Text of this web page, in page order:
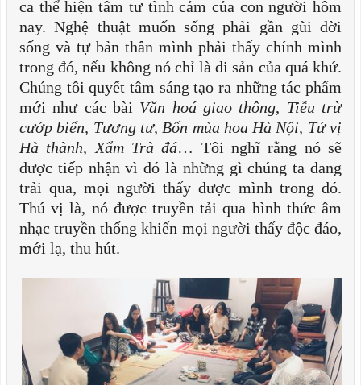
ca thể hiện tâm tư tình cảm của con người hôm
nay. Nghệ thuật muốn sống phải gần gũi đời
sống và tự bản thân mình phải thấy chính mình
trong đó, nếu không nó chỉ là di sản của quá khứ.
Chúng tôi quyết tâm sáng tạo ra những tác phẩm
mới như các bài Văn hoá giao thông, Tiễu trừ
cướp biển, Tương tư, Bốn mùa hoa Hà Nội, Tứ vị
Hà thành, Xẩm Trà đá… Tôi nghĩ rằng nó sẽ
được tiếp nhận vì đó là những gì chúng ta đang
trải qua, mọi người thấy được mình trong đó.
Thú vị là, nó được truyền tải qua hình thức âm
nhạc truyền thống khiến mọi người thấy độc đáo,
mới lạ, thu hút.